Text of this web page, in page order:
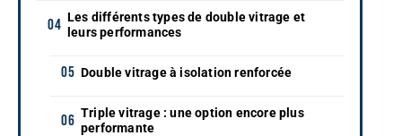
Les différents types de double vitrage et
leurs performances
Double vitrage à isolation renforcée
Triple vitrage : une option encore plus
performante